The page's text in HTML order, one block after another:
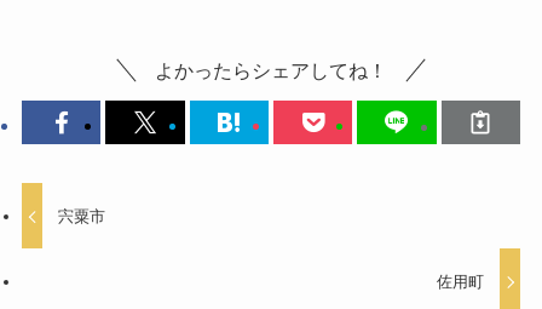
よかったらシェアしてね！
宍粟市
佐用町